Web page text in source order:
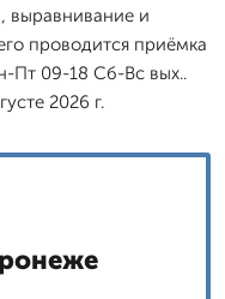
выравнивание и
проводится приёмка
Пт 09-18 Сб-Вс вых..
2026 г.